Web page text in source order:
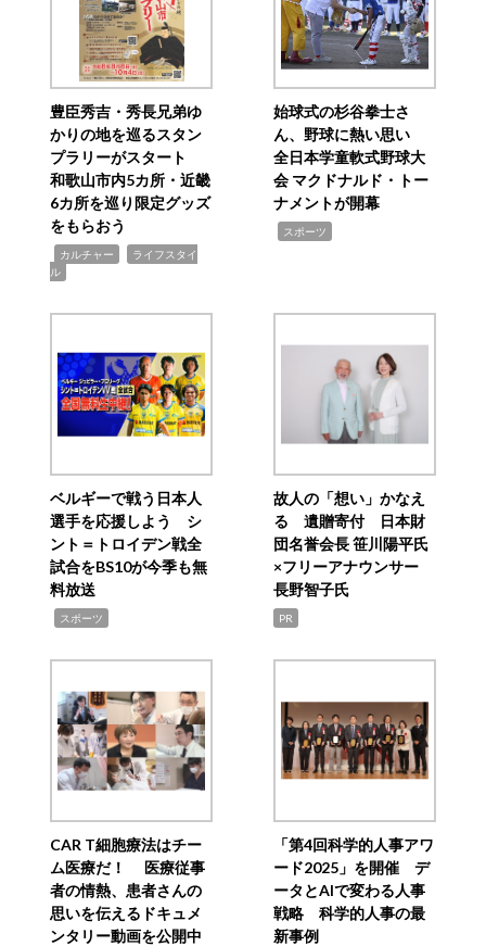
豊臣秀吉・秀長兄弟ゆ
かりの地を巡るスタン
プラリーがスタート
和歌山市内5カ所・近畿
6カ所を巡り限定グッズ
をもらおう
カルチャー
ライフスタイ
ル
始球式の杉谷拳士さ
ん、野球に熱い思い
全日本学童軟式野球大
会 マクドナルド・トー
ナメントが開幕
スポーツ
ベルギーで戦う日本人
選手を応援しよう シ
ント＝トロイデン戦全
試合をBS10が今季も無
料放送
スポーツ
故人の「想い」かなえ
る 遺贈寄付 日本財
団名誉会長 笹川陽平氏
×フリーアナウンサー
長野智子氏
PR
CAR T細胞療法はチー
ム医療だ！ 医療従事
者の情熱、患者さんの
思いを伝えるドキュメ
ンタリー動画を公開中
「第4回科学的人事アワ
ード2025」を開催 デ
ータとAIで変わる人事
戦略 科学的人事の最
新事例